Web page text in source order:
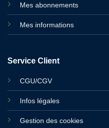
Mes abonnements
Mes informations
Service Client
CGU/CGV
Infos légales
Gestion des cookies